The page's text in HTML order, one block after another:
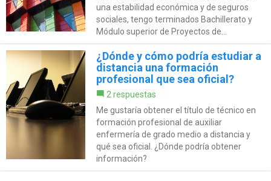
una estabilidad económica y de seguros
sociales, tengo terminados Bachillerato y
Módulo superior de Proyectos de...
¿Dónde y cómo podría estudiar a
distancia una formación
profesional que sea oficial?
2 respuestas
Me gustaría obtener el título de técnico en
formación profesional de auxiliar
enfermería de grado medio a distancia y
qué sea oficial. ¿Dónde podría obtener
información?